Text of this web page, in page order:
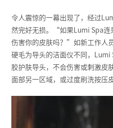
令人震惊的一幕出现了，经过
然完好无损。“如果Lumi Spa连
伤害你的皮肤吗？”如新工作人
硬毛为导头的洁面仪不同，
胶护肤导头，不会伤害或刺激皮
面部另一区域，或过度刷洗按压